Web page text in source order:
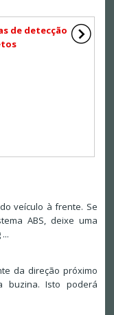
de detecção
veículo à frente. Se
ABS, deixe uma
da direção próximo
buzina. Isto poderá